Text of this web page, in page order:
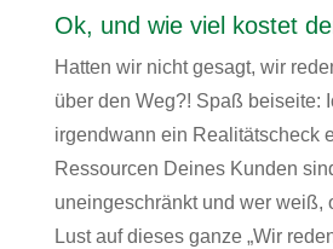
Ok, und wie viel kostet
Hatten wir nicht gesagt, wir
über den Weg?! Spaß beiseite:
irgendwann ein Realitätscheck
Ressourcen Deines Kunden
uneingeschränkt und wer weiß,
Lust auf dieses ganze „Wir